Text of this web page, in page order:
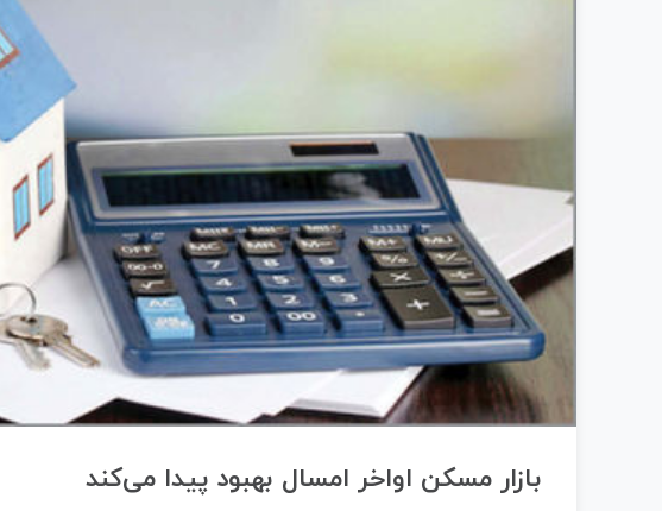
بازار مسکن اواخر امسال بهبود پیدا می‌کند